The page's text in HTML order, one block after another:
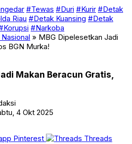
#Tewas #Duri #Kurir #Detak
Riau #Detak Kuansing #Detak
#Narkoba
» MBG Dipelesetkan Jadi
BGN Murka!
Makan Beracun Gratis,
4 Okt 2025
Pinterest Threads